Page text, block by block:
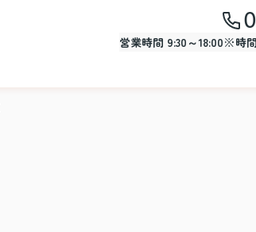
営業時間 9:30～18:00※時